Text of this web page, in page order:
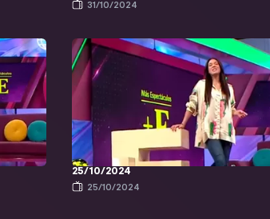
31/10/2024
25/10/2024
25/10/2024